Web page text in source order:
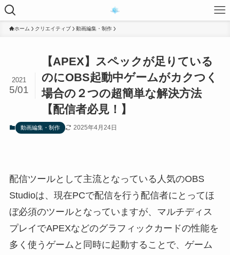
ホーム クリエイティブ 動画編集・制作
【APEX】スペックが足りている
のにOBS起動中ゲームがカクつく
場合の２つの超簡単な解決方法
【配信者必見！】
2021
5/01
動画編集・制作 2025年4月24日
配信ツールとして主流となっている人気のOBS
Studioは、現在PCで配信を行う配信者にとってほ
ぼ必須のツールとなっていますが、マルチディス
プレイでAPEXなどのグラフィックカードの性能を
多く使うゲームと同時に起動することで、ゲーム